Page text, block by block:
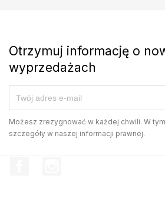
Otrzymuj informację o
wyprzedażach
Możesz zrezygnować w każdej chwili. W
szczegóły w naszej informacji prawnej.